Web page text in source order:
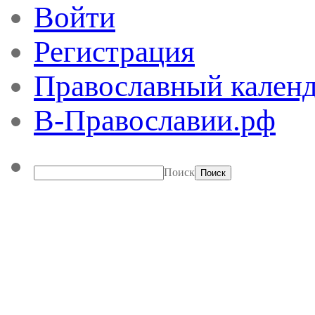
Войти
Регистрация
Православный
В-Православии.рф
Поиск